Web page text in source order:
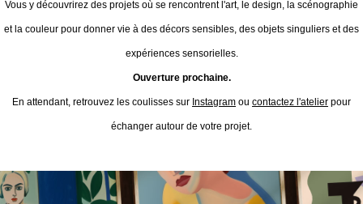
Vous y découvrirez des projets où se rencontrent l'art, le design, la scénographie
et la couleur pour donner vie à des décors sensibles, des objets singuliers et des
expériences sensorielles.
Ouverture prochaine.
En attendant, retrouvez les coulisses sur Instagram ou contactez l'atelier pour
échanger autour de votre projet.